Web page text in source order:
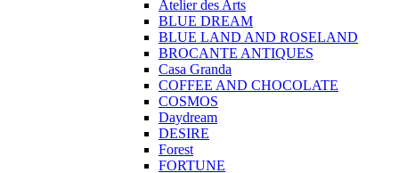
Atelier des Arts
BLUE DREAM
BLUE LAND AND ROSELAND
BROCANTE ANTIQUES
Casa Granda
COFFEE AND CHOCOLATE
COSMOS
Daydream
DESIRE
Forest
FORTUNE